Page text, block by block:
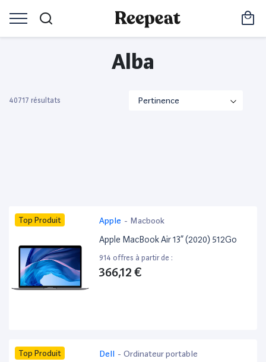
Alba
40717 résultats
Top Produit Apple - Macbook
Apple MacBook Air 13” (2020) 512Go
914 offres à partir de :
366,12 €
Top Produit Dell - Ordinateur portable